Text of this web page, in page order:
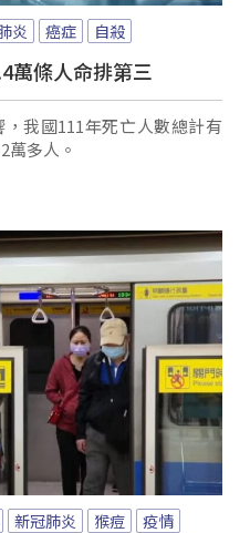
炎 癌症 自殺
萬條人命排第三
我國111年死亡人數總計有
萬多人。
新冠肺炎 猴痘
疫情